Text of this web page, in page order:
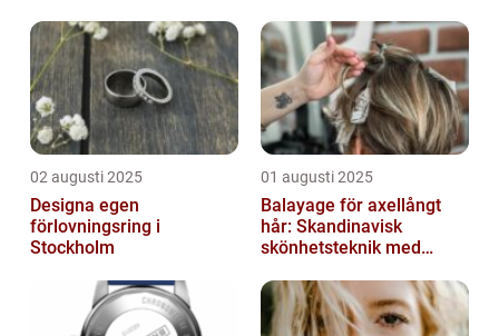
02 augusti 2025
Designa egen
förlovningsring i
Stockholm
01 augusti 2025
Balayage för axellångt
hår: Skandinavisk
skönhetsteknik med